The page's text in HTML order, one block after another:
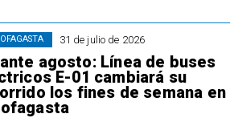
31 de julio de 2026
agosto: Línea de buses
E-01 cambiará su
los fines de semana en